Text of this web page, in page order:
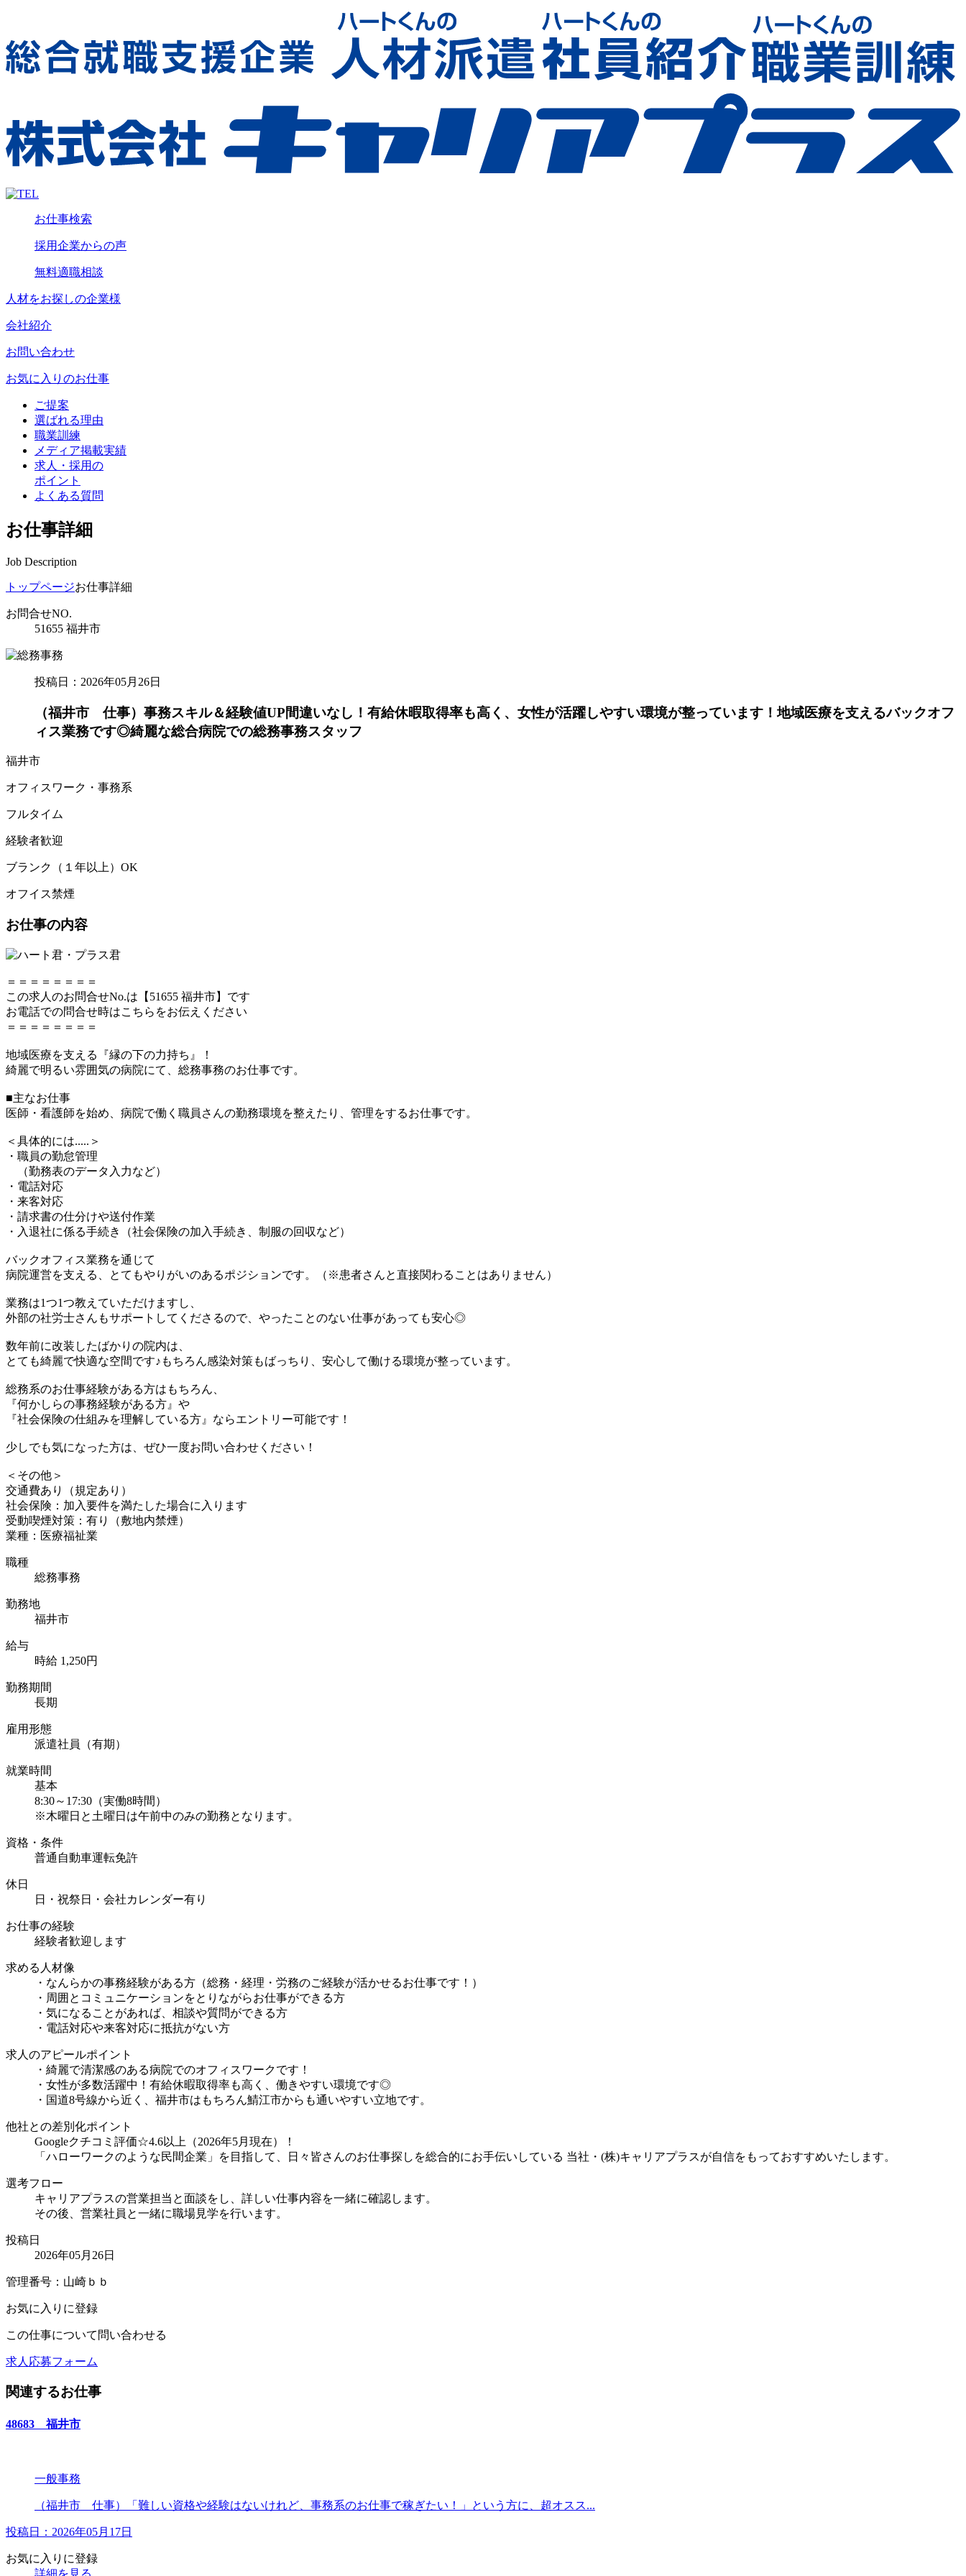
お仕事検索
採用企業からの声
無料適職相談
人材をお探しの企業様
会社紹介
お問い合わせ
お気に入りのお仕事
ご提案
選ばれる理由
職業訓練
メディア掲載実績
求人・採用の
ポイント
よくある質問
お仕事詳細
Job Description
トップページお仕事詳細
お問合せNO.
51655 福井市
投稿日：2026年05月26日
（福井市 仕事）事務スキル＆経験値UP間違いなし！有給休暇取得率も高く、女性が活躍しやすい環境が整っています！地域医療を支えるバックオフ
ィス業務です◎綺麗な総合病院での総務事務スタッフ
福井市
オフィスワーク・事務系
フルタイム
経験者歓迎
ブランク（１年以上）OK
オフイス禁煙
お仕事の内容
＝＝＝＝＝＝＝＝
この求人のお問合せNo.は【51655 福井市】です
お電話での問合せ時はこちらをお伝えください
＝＝＝＝＝＝＝＝
地域医療を支える『縁の下の力持ち』！
綺麗で明るい雰囲気の病院にて、総務事務のお仕事です。
■主なお仕事
医師・看護師を始め、病院で働く職員さんの勤務環境を整えたり、管理をするお仕事です。
＜具体的には.....＞
・職員の勤怠管理
（勤務表のデータ入力など）
・電話対応
・来客対応
・請求書の仕分けや送付作業
・入退社に係る手続き（社会保険の加入手続き、制服の回収など）
バックオフィス業務を通じて
病院運営を支える、とてもやりがいのあるポジションです。（※患者さんと直接関わることはありません）
業務は1つ1つ教えていただけますし、
外部の社労士さんもサポートしてくださるので、やったことのない仕事があっても安心◎
数年前に改装したばかりの院内は、
とても綺麗で快適な空間です♪もちろん感染対策もばっちり、安心して働ける環境が整っています。
総務系のお仕事経験がある方はもちろん、
『何かしらの事務経験がある方』や
『社会保険の仕組みを理解している方』ならエントリー可能です！
少しでも気になった方は、ぜひ一度お問い合わせください！
＜その他＞
交通費あり（規定あり）
社会保険：加入要件を満たした場合に入ります
受動喫煙対策：有り（敷地内禁煙）
業種：医療福祉業
職種
総務事務
勤務地
福井市
給与
時給 1,250円
勤務期間
長期
雇用形態
派遣社員（有期）
就業時間
基本
8:30～17:30（実働8時間）
※木曜日と土曜日は午前中のみの勤務となります。
資格・条件
普通自動車運転免許
休日
日・祝祭日・会社カレンダー有り
お仕事の経験
経験者歓迎します
求める人材像
・なんらかの事務経験がある方（総務・経理・労務のご経験が活かせるお仕事です！）
・周囲とコミュニケーションをとりながらお仕事ができる方
・気になることがあれば、相談や質問ができる方
・電話対応や来客対応に抵抗がない方
求人のアピールポイント
・綺麗で清潔感のある病院でのオフィスワークです！
・女性が多数活躍中！有給休暇取得率も高く、働きやすい環境です◎
・国道8号線から近く、福井市はもちろん鯖江市からも通いやすい立地です。
他社との差別化ポイント
Googleクチコミ評価☆4.6以上（2026年5月現在）！
「ハローワークのような民間企業」を目指して、日々皆さんのお仕事探しを総合的にお手伝いしている 当社・(株)キャリアプラスが自信をもっておすすめいたします。
選考フロー
キャリアプラスの営業担当と面談をし、詳しい仕事内容を一緒に確認します。
その後、営業社員と一緒に職場見学を行います。
投稿日
2026年05月26日
管理番号：山崎ｂｂ
お気に入りに登録
この仕事について問い合わせる
求人応募フォーム
関連するお仕事
48683 福井市
一般事務
（福井市 仕事）「難しい資格や経験はないけれど、事務系のお仕事で稼ぎたい！」という方に、超オスス...
投稿日：2026年05月17日
お気に入りに登録
詳細を見る